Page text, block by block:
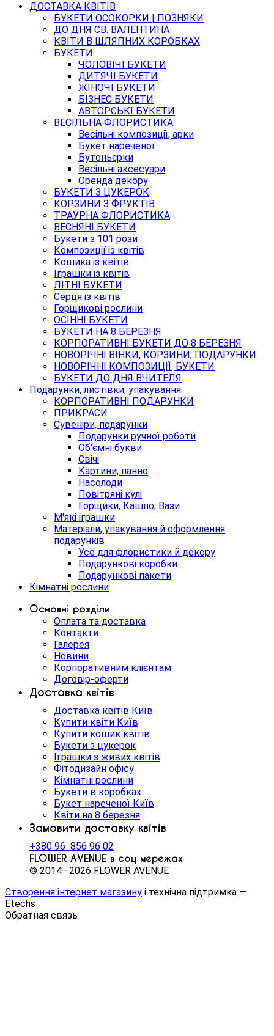
ДОСТАВКА КВІТІВ
БУКЕТИ ОСОКОРКИ | ПОЗНЯКИ
ДО ДНЯ СВ. ВАЛЕНТИНА
КВІТИ В ШЛЯПНИХ КОРОБКАХ
БУКЕТИ
ЧОЛОВІЧІ БУКЕТИ
ДИТЯЧІ БУКЕТИ
ЖІНОЧІ БУКЕТИ
БІЗНЕС БУКЕТИ
АВТОРСЬКІ БУКЕТИ
ВЕСІЛЬНА ФЛОРИСТИКА
Весільні композиції, арки
Букет нареченої
Бутоньєрки
Весільні аксесуари
Оренда декору
БУКЕТИ З ЦУКЕРОК
КОРЗИНИ З ФРУКТІВ
ТРАУРНА ФЛОРИСТИКА
ВЕСНЯНІ БУКЕТИ
Букети з 101 рози
Композиції із квітів
Кошика із квітів
Іграшки із квітів
ЛІТНІ БУКЕТИ
Серця із квітів
Горщикові рослини
ОСІННІ БУКЕТИ
БУКЕТИ НА 8 БЕРЕЗНЯ
КОРПОРАТИВНІ БУКЕТИ ДО 8 БЕРЕЗНЯ
НОВОРІЧНІ ВІНКИ, КОРЗИНИ, ПОДАРУНКИ
НОВОРІЧНІ КОМПОЗИЦІЇ, БУКЕТИ
БУКЕТИ ДО ДНЯ ВЧИТЕЛЯ
Подарунки, листівки, упакування
КОРПОРАТИВНІ ПОДАРУНКИ
ПРИКРАСИ
Сувеніри, подарунки
Подарунки ручної роботи
Об'ємні букви
Свічі
Картини, панно
Насолоди
Повітряні кулі
Горщики, Кашпо, Вази
М'які іграшки
Матеріали, упакування й оформлення
подарунків
Усе для флористики й декору
Подарункові коробки
Подарункові пакети
Кімнатні рослини
Основні розділи
Оплата та доставка
Контакти
Галерея
Новини
Корпоративним клієнтам
Договір-оферти
Доставка квітів
Доставка квітів Київ
Купити квіти Київ
Купити кошик квітів
Букети з цукерок
Іграшки з живих квітів
Фітодизайн офісу
Кімнатні рослини
Букети в коробках
Букет нареченої Київ
Квіти на 8 березня
Замовити доставку квітів
+380 96 856 96 02
FLOWER AVENUE в соц мережах
© 2014—2026 FLOWER AVENUE
Створення інтернет магазину і технічна підтримка —
Etechs
Обратная связь